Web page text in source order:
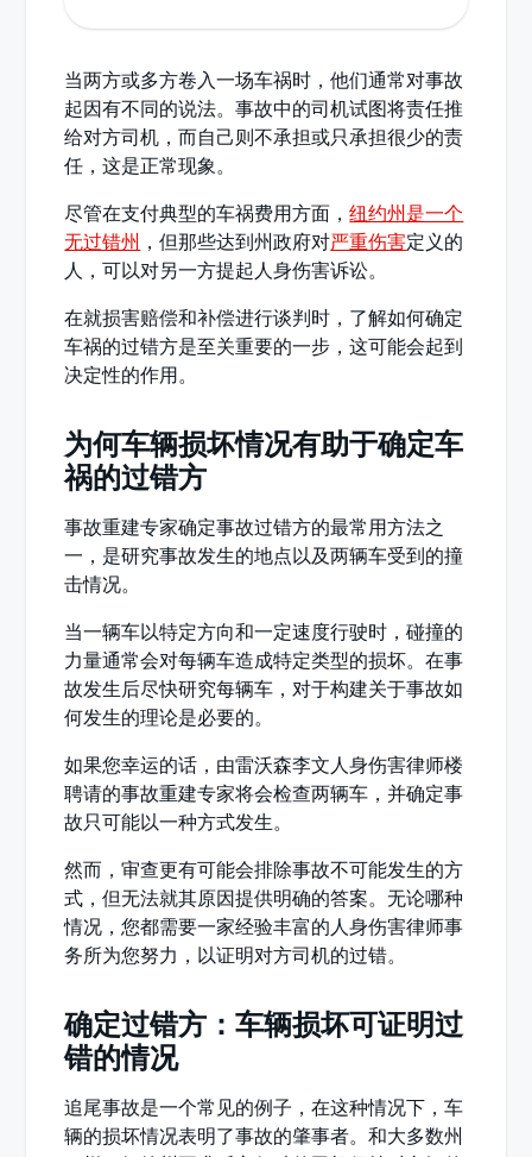
当两方或多方卷入一场车祸时，他们通常对事故
起因有不同的说法。事故中的司机试图将责任推
给对方司机，而自己则不承担或只承担很少的责
任，这是正常现象。
尽管在支付典型的车祸费用方面，纽约州是一个
无过错州 ，但那些达到州政府对严重伤害定义的
人，可以对另一方提起人身伤害诉讼。
在就损害赔偿和补偿进行谈判时，了解如何确定
车祸的过错方是至关重要的一步，这可能会起到
决定性的作用。
为何车辆损坏情况有助于确定车
祸的过错方
事故重建专家确定事故过错方的最常用方法之
一，是研究事故发生的地点以及两辆车受到的撞
击情况。
当一辆车以特定方向和一定速度行驶时，碰撞的
力量通常会对每辆车造成特定类型的损坏。在事
故发生后尽快研究每辆车，对于构建关于事故如
何发生的理论是必要的。
如果您幸运的话，由雷沃森李文人身伤害律师楼
聘请的事故重建专家将会检查两辆车，并确定事
故只可能以一种方式发生。
然而，审查更有可能会排除事故不可能发生的方
式，但无法就其原因提供明确的答案。无论哪种
情况，您都需要一家经验丰富的人身伤害律师事
务所为您努力，以证明对方司机的过错。
确定过错方：车辆损坏可证明过
错的情况
追尾事故是一个常见的例子，在这种情况下，车
辆的损坏情况表明了事故的肇事者。和大多数州